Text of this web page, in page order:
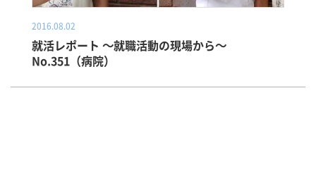
2016.08.02
就活レポート ～就職活動の現場から～
No.351（病院）